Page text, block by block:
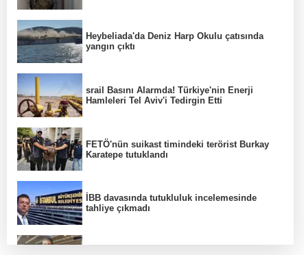
Heybeliada'da Deniz Harp Okulu çatısında
yangın çıktı
srail Basını Alarmda! Türkiye'nin Enerji
Hamleleri Tel Aviv'i Tedirgin Etti
FETÖ'nün suikast timindeki terörist Burkay
Karatepe tutuklandı
İBB davasında tutukluluk incelemesinde
tahliye çıkmadı